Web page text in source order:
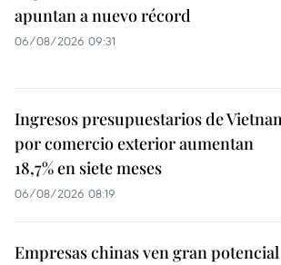
apuntan a nuevo récord
06/08/2026 09:31
Ingresos presupuestarios de
por comercio exterior aumentan
18,7% en siete meses
06/08/2026 08:19
Empresas chinas ven gran potencial